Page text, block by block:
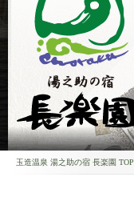
玉造温泉 湯之助の宿 長楽園 TOP